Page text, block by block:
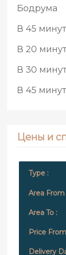
Бодрума
В 45
В 20
В 30
В 45
Цены и